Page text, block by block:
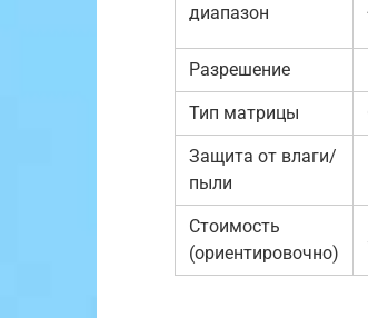
диапазон
Разрешение
Тип матрицы
Защита от влаги/
пыли
Стоимость
(ориентировочно)